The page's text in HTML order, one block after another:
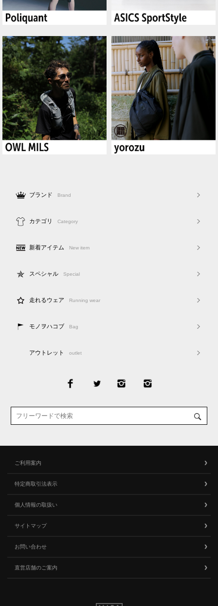
ブランド Brand
カテゴリ Category
新着アイテム New item
スペシャル Special
走れるウェア Running wear
モノヲハコブ Bag
アウトレット outlet
ご利用案内
特定商取引法表示
個人情報の取扱い
サイトマップ
お問い合わせ
直営店舗のご案内